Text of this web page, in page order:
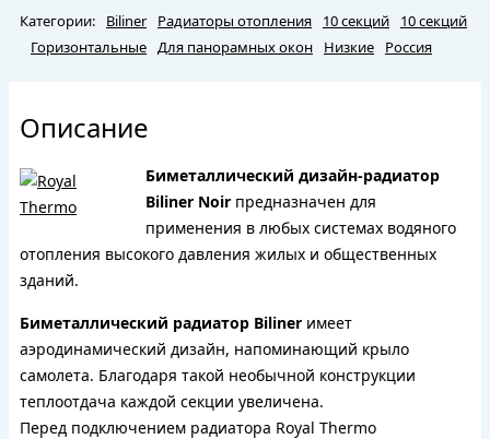
Категории: Biliner Радиаторы отопления 10 секций
10 секций
Горизонтальные Для панорамных окон Низкие Россия
Описание
Биметаллический дизайн-радиатор
Biliner Noir предназначен для
применения в любых системах водяного
отопления высокого давления жилых и общественных
зданий.
Биметаллический радиатор Biliner имеет
аэродинамический дизайн, напоминающий крыло
самолета. Благодаря такой необычной конструкции
теплоотдача каждой секции увеличена.
Перед подключением радиатора Royal Thermo